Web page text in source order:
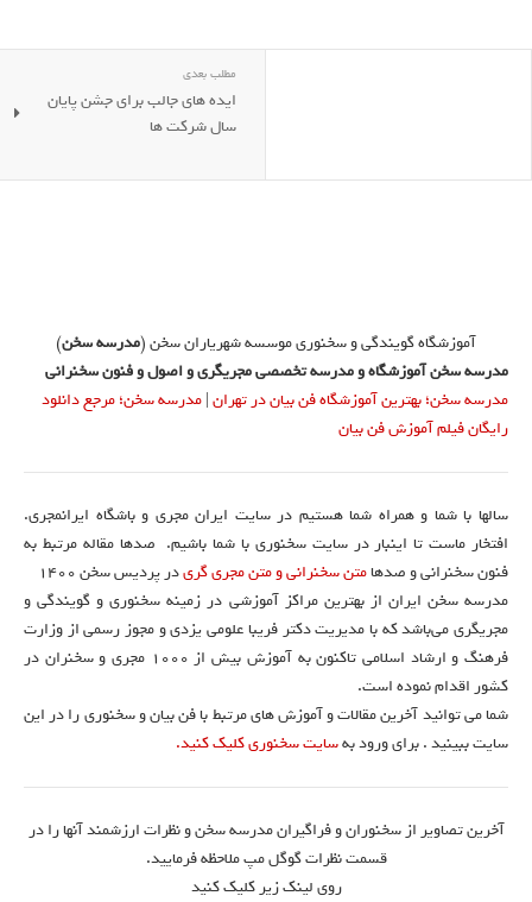
مطلب بعدی
ایده های جالب برای جشن پایان
سال شرکت ها
آموزشگاه گویندگی و سخنوری موسسه شهریاران سخن (مدرسه سخن)
مدرسه سخن آموزشگاه و مدرسه تخصصی مجریگری و اصول و فنون سخنرانی
مدرسه سخن؛ بهترین آموزشگاه فن بیان در تهران|مدرسه سخن؛ مرجع دانلود
رایگان فیلم آموزش فن بیان
سالها با شما و همراه شما هستیم در سایت ایران مجری و باشگاه ایرانمجری.
افتخار ماست تا اینبار در سایت سخنوری با شما باشیم. صدها مقاله مرتبط به
فنون سخنرانی و صدهامتن سخنرانی و متن مجری گریدر پردیس سخن 1400
مدرسه سخن ایران از بهترین مراکز آموزشی در زمینه سخنوری و گویندگی و
مجریگری می‌باشد که با مدیریت دکتر فریبا علومی یزدی و مجوز رسمی از وزارت
فرهنگ و ارشاد اسلامی تاکنون به آموزش بیش از ۱۰۰۰ مجری و سخنران در
کشور اقدام نموده است.
شما می توانید آخرین مقالات و آموزش های مرتبط با فن بیان و سخنوری را در این
سایت ببینید . برای ورود بهسایت سخنوری کلیک کنید.
آخرین تصاویر از سخنوران و فراگیران مدرسه سخن و نظرات ارزشمند آنها را در
قسمت نظرات گوگل مپ ملاحظه فرمایید.
روی لینک زیر کلیک کنید